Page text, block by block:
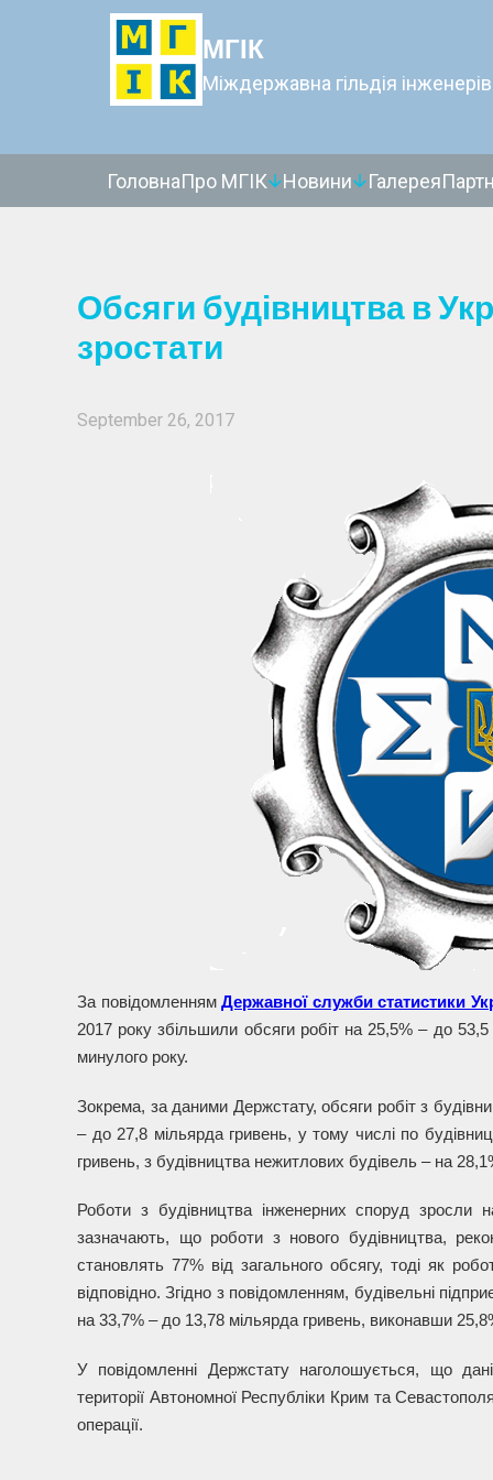
МГІК
Міждержавна гільдія
ГоловнаПро МГІК Новини Галерея
Обсяги будівництва в
зростати
September 26, 2017
За повідомленнямДержавної служби статистики
2017 року збільшили обсяги робіт на 25,5% – до 53,5
минулого року.
Зокрема, за даними Держстату, обсяги робіт з
– до 27,8 мільярда гривень, у тому числі по
гривень, з будівництва нежитлових будівель – на
Роботи з будівництва інженерних споруд
зазначають, що роботи з нового будівництва,
становлять 77% від загального обсягу, тоді як
відповідно. Згідно з повідомленням, будівельні
на 33,7% – до 13,78 мільярда гривень, виконавши
У повідомленні Держстату наголошується, що
території Автономної Республіки Крим та
операції.